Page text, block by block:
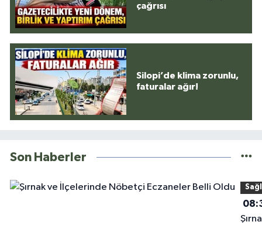
çağrısı
Silopi’de klima zorunlu,
faturalar ağır!
Son Haberler